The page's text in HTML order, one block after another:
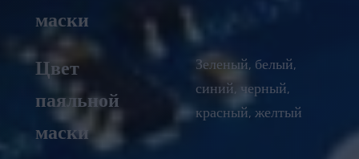
маски
Цвет
паяльной
маски
Зеленый, белый,
синий, черный,
красный, желтый